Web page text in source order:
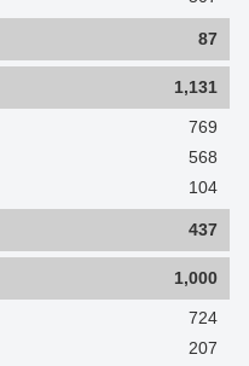
87
1,131
769
568
104
437
1,000
724
207